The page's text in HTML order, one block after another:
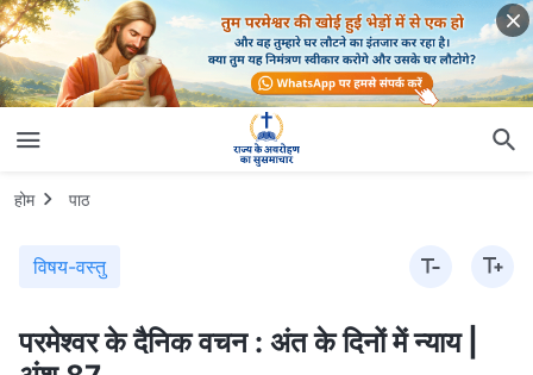
होम पाठ
विषय-वस्तु
परमेश्वर के दैनिक वचन : अंत के दिनों में न्याय |